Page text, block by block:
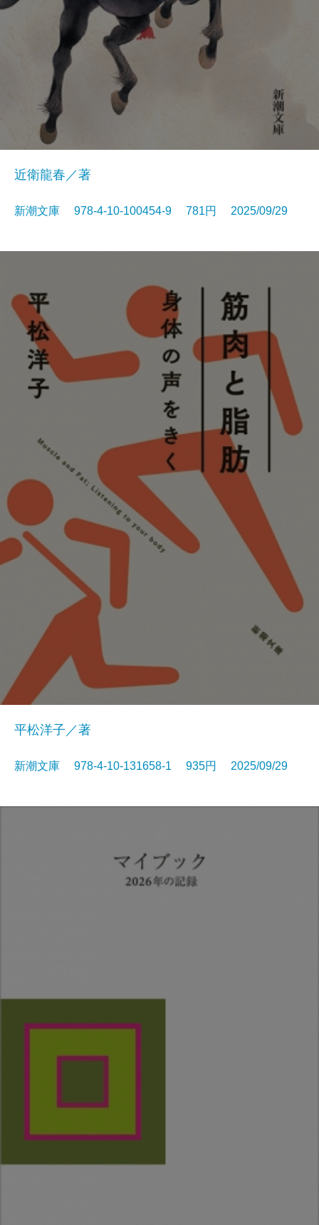
近衛龍春／著
新潮文庫 978-4-10-100454-9 781円 2025/09/29
平松洋子／著
新潮文庫 978-4-10-131658-1 935円 2025/09/29